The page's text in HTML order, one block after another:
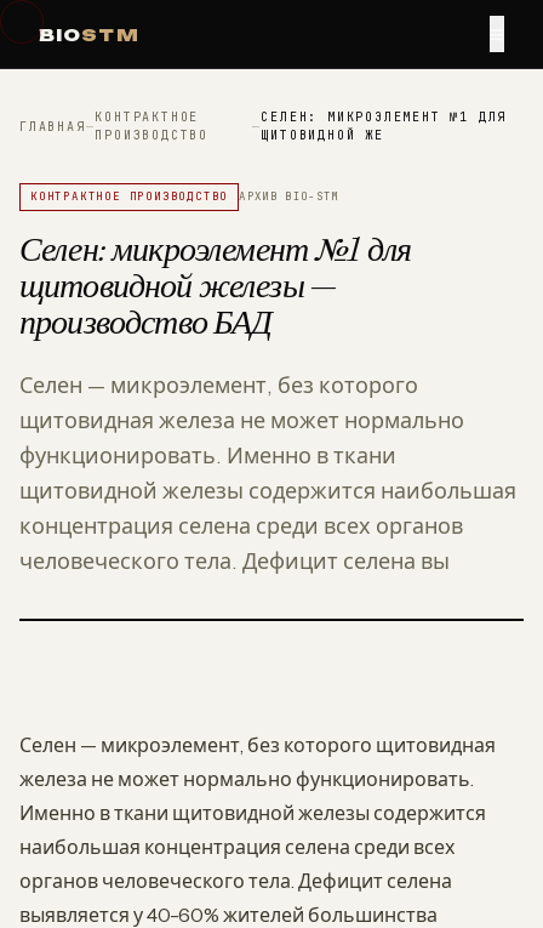
BIOSTM
ГЛАВНАЯ—
КОНТРАКТНОЕ
ПРОИЗВОДСТВО
—
СЕЛЕН: МИКРОЭЛЕМЕНТ №1 ДЛЯ
ЩИТОВИДНОЙ ЖЕ
КОНТРАКТНОЕ ПРОИЗВОДСТВО АРХИВ BIO-STM
Селен: микроэлемент №1 для
щитовидной железы —
производство БАД
Селен — микроэлемент, без которого
щитовидная железа не может нормально
функционировать. Именно в ткани
щитовидной железы содержится наибольшая
концентрация селена среди всех органов
человеческого тела. Дефицит селена вы
Селен — микроэлемент, без которого щитовидная
железа не может нормально функционировать.
Именно в ткани щитовидной железы содержится
наибольшая концентрация селена среди всех
органов человеческого тела. Дефицит селена
выявляется у 40-60% жителей большинства